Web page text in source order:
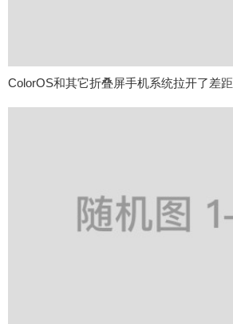
ColorOS和其它折叠屏手机系统拉开了差距